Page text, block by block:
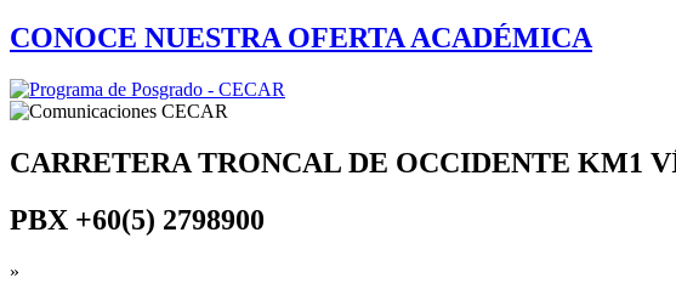
CONOCE NUESTRA OFERTA ACADÉMICA
CARRETERA TRONCAL DE OCCIDENTE KM1
PBX +60(5) 2798900
»